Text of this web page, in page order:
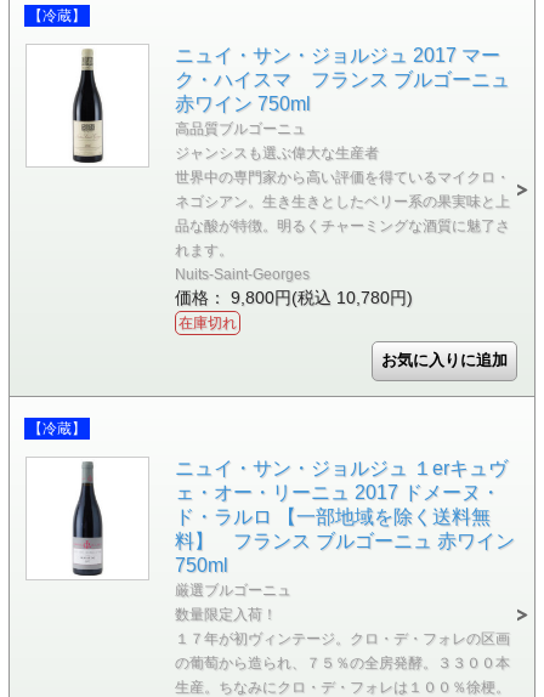
【冷蔵】
ニュイ・サン・ジョルジュ 2017 マー
ク・ハイスマ フランス ブルゴーニュ
赤ワイン 750ml
高品質ブルゴーニュ
ジャンシスも選ぶ偉大な生産者
世界中の専門家から高い評価を得ているマイクロ・
ネゴシアン。生き生きとしたベリー系の果実味と上
品な酸が特徴。明るくチャーミングな酒質に魅了さ
れます。
Nuits-Saint-Georges
価格： 9,800円(税込 10,780円)
在庫切れ
【冷蔵】
ニュイ・サン・ジョルジュ １erキュヴ
ェ・オー・リーニュ 2017 ドメーヌ・
ド・ラルロ 【一部地域を除く送料無
料】 フランス ブルゴーニュ 赤ワイン
750ml
厳選ブルゴーニュ
数量限定入荷！
１７年が初ヴィンテージ。クロ・デ・フォレの区画
の葡萄から造られ、７５％の全房発酵。３３００本
生産。ちなみにクロ・デ・フォレは１００％徐梗。